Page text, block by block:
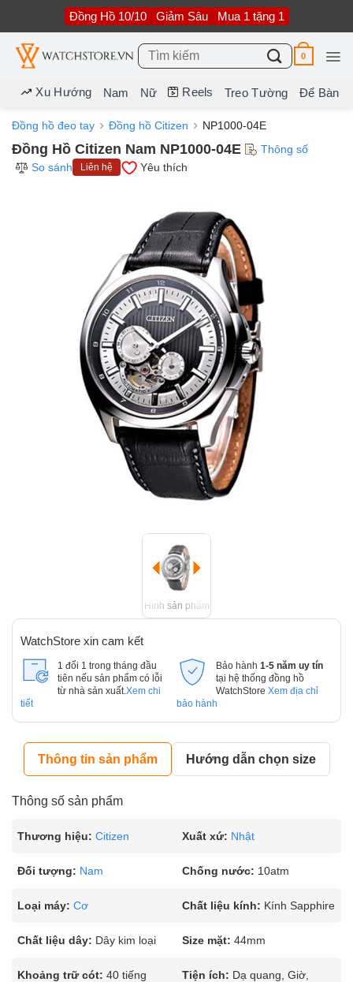
nội
dung
Đồng Hồ 10/10 Giảm Sâu Mua 1 tặng 1
Tìm
kiếm:
0
Xu Hướng Nam Nữ Reels Treo Tường Để Bàn
Đồng hồ đeo tay Đồng hồ Citizen NP1000-04E
Đồng Hồ Citizen Nam NP1000-04E
Thông số
So sánh
Liên hệ Yêu thích
Hình sản phẩm
WatchStore xin cam kết
1 đổi 1 trong tháng đầu
tiên nếu sản phẩm có lỗi
từ nhà sản xuất. Xem chi
tiết
Bảo hành 1-5 năm uy tín
tại hệ thống đồng hồ
WatchStore Xem địa chỉ
bảo hành
Thông tin sản phẩm Hướng dẫn chọn size
Thông số sản phẩm
Thương hiệu: Citizen Xuất xứ: Nhật
Đối tượng: Nam Chống nước: 10atm
Loại máy: Cơ Chất liệu kính: Kính Sapphire
Chất liệu dây: Dây kim loại Size mặt: 44mm
Khoảng trữ cót: 40 tiếng Tiện ích: Dạ quang, Giờ,